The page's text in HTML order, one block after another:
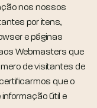
nos nossos
por itens,
e páginas
Webmasters que
de visitantes de
que o
útil e